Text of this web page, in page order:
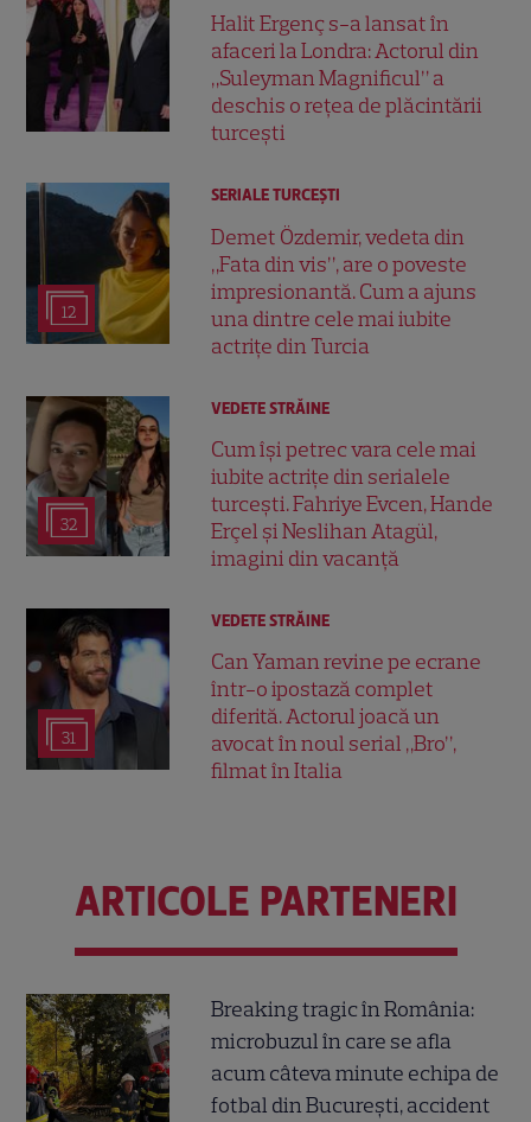
Halit Ergenç s-a lansat în
afaceri la Londra: Actorul din
„Suleyman Magnificul” a
deschis o rețea de plăcintării
turcești
12
SERIALE TURCEŞTI
Demet Özdemir, vedeta din
„Fata din vis”, are o poveste
impresionantă. Cum a ajuns
una dintre cele mai iubite
actrițe din Turcia
32
VEDETE STRĂINE
Cum își petrec vara cele mai
iubite actrițe din serialele
turcești. Fahriye Evcen, Hande
Erçel și Neslihan Atagül,
imagini din vacanță
31
VEDETE STRĂINE
Can Yaman revine pe ecrane
într-o ipostază complet
diferită. Actorul joacă un
avocat în noul serial „Bro”,
filmat în Italia
ARTICOLE PARTENERI
Breaking tragic în România:
microbuzul în care se afla
acum câteva minute echipa de
fotbal din București, accident